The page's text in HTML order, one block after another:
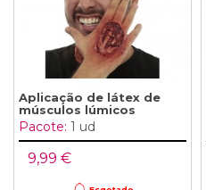
Aplicação de látex de
músculos lúmicos
Pacote: 1 ud
9,99 €